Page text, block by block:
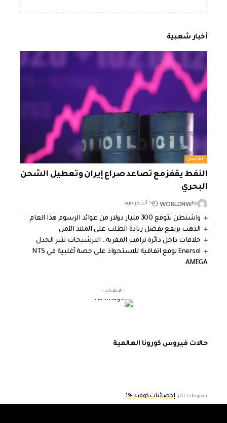
أخبار شعبية
الأخبار
النفط يقفز مع تصاعد صراع إيران وتعطيل الشحن
البحري
By
WORLDNW 5 أشهر ago
واشنطن تتوقع 300 مليار دولار من عوائد الرسوم هذا العام
الذهب يرتفع بفضل زيادة الطلب على الملاذ الآمن
خلافات داخل دائرة ترامب المقربة.. الترشيحات تثير الجدل
Enersol توقع اتفاقية للاستحواذ على حصة أغلبية في NTS
AMEGA
- الإعلانات -
حالات فيروس كورونا العالمية
معلومات اكثر: إحصائيات كوفيد -19